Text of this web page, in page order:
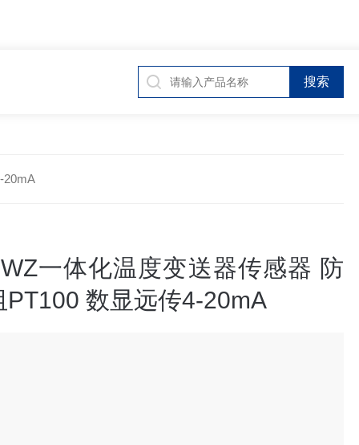
20mA
一体化温度变送器传感器 防
PT100 数显远传4-20mA